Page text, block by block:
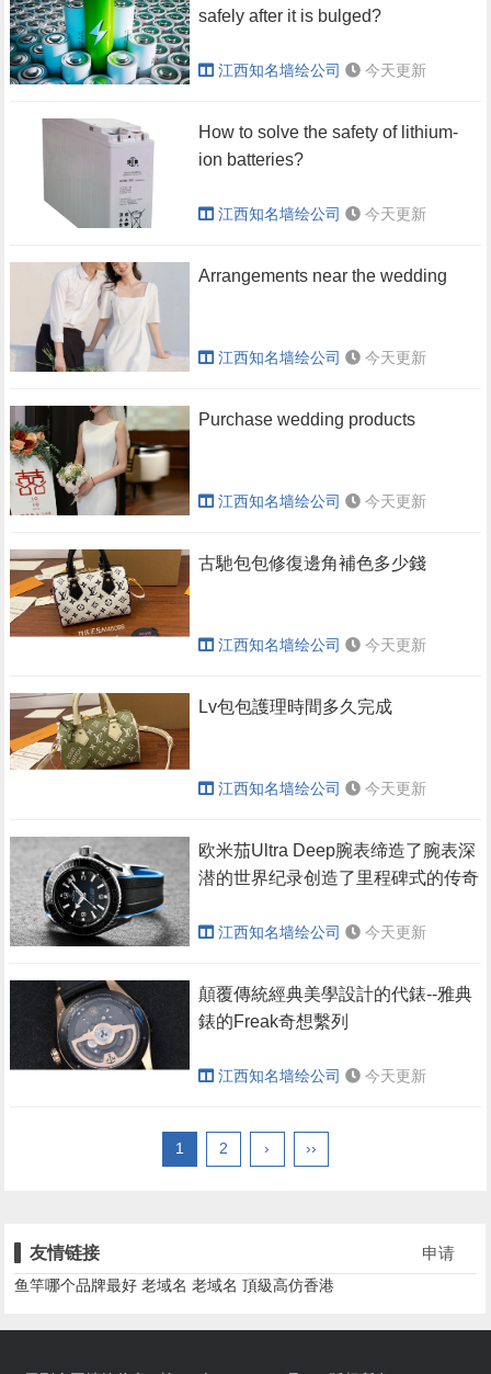
safely after it is bulged?
江西知名墙绘公司 今天更新
How to solve the safety of lithium-
ion batteries?
江西知名墙绘公司 今天更新
Arrangements near the wedding
江西知名墙绘公司 今天更新
Purchase wedding products
江西知名墙绘公司 今天更新
​古馳包包修復邊角補色多少錢
江西知名墙绘公司 今天更新
​Lv包包護理時間多久完成
江西知名墙绘公司 今天更新
欧米茄Ultra Deep腕表缔造了腕表深
潜的世界纪录创造了里程碑式的传奇
江西知名墙绘公司 今天更新
顛覆傳統經典美學設計的代錶--雅典
錶的Freak奇想繫列
江西知名墙绘公司 今天更新
1 2 › ››
友情链接 申请
鱼竿哪个品牌最好 老域名 老域名 頂級高仿香港